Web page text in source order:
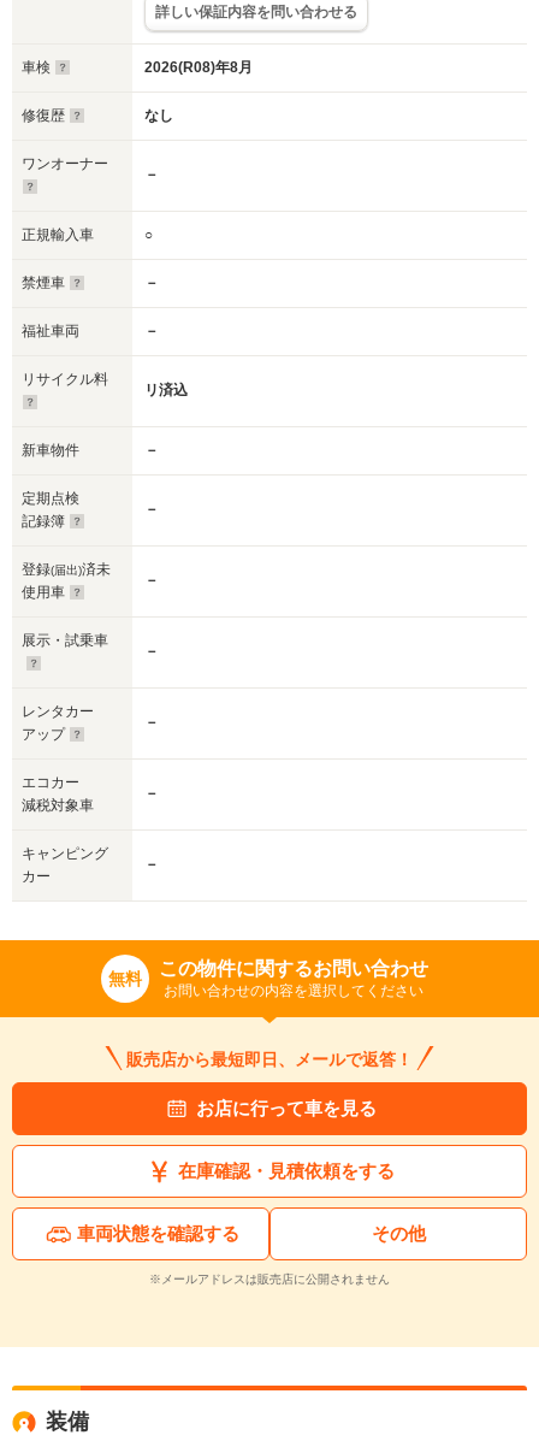
詳しい保証内容を問い合わせる
車検 2026(R08)年8月
修復歴 なし
ワンオーナー
－
正規輸入車 ○
禁煙車 －
福祉車両 －
リサイクル料
リ済込
新車物件 －
定期点検
記録簿
－
登録(届出)済未
使用車
－
展示・試乗車
－
レンタカー
アップ
－
エコカー
減税対象車
－
キャンピング
カー
－
無料 この物件に関するお問い合わせ
お問い合わせの内容を選択してください
販売店から最短即日、メールで返答！
お店に行って車を見る
在庫確認・見積依頼をする
車両状態を確認する その他
※メールアドレスは販売店に公開されません
装備